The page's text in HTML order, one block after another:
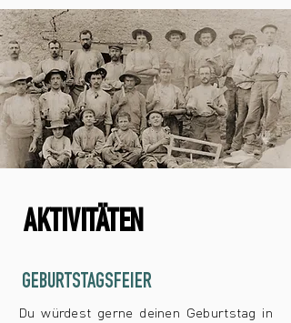
AKTIVITÄTEN
GEBURTSTAGSFEIER
Du würdest gerne deinen Geburtstag in